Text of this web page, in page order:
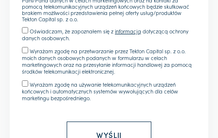
pomocą telekomunikacyjnych urządzeń końcowych będzie skutkować
brakiem możliwości przedstawienia pełnej oferty usług/produktów
Tekton Capital sp. z o.o.
Oświadczam, że zapoznałem się zinformacją dotyczącą ochrony
danych osobowych.
Wyrażam zgodę na przetwarzanie przez Tekton Capital sp. z o.o.
moich danych osobowych podanych w formularzu w celach
marketingowych oraz na przesyłanie informacji handlowej za pomocą
środków telekomunikacji elektronicznej.
Wyrażam zgodę na używanie telekomunikacyjnych urządzeń
końcowych i automatycznych systemów wywołujących dla celów
marketingu bezpośredniego.